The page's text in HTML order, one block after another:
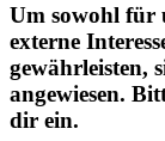
Um sowohl für
externe
gewährleisten,
angewiesen.
dir ein.